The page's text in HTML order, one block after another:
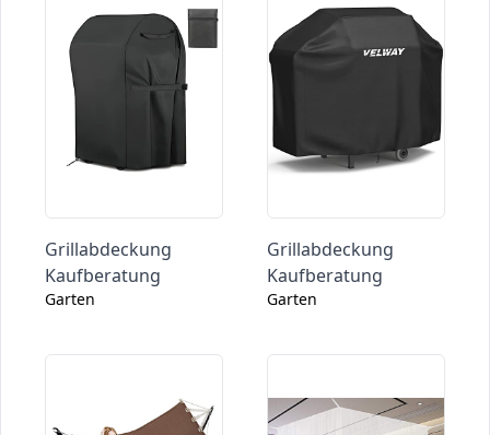
Grillabdeckung
Kaufberatung
Garten
Grillabdeckung
Kaufberatung
Garten